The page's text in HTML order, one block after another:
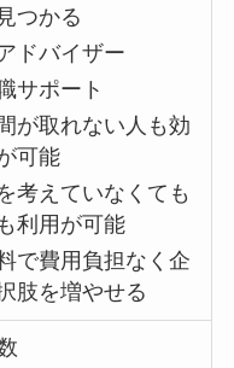
つかる
ドバイザー
サポート
が取れない人も効
可能
考えていなくても
利用が可能
で費用負担なく企
肢を増やせる